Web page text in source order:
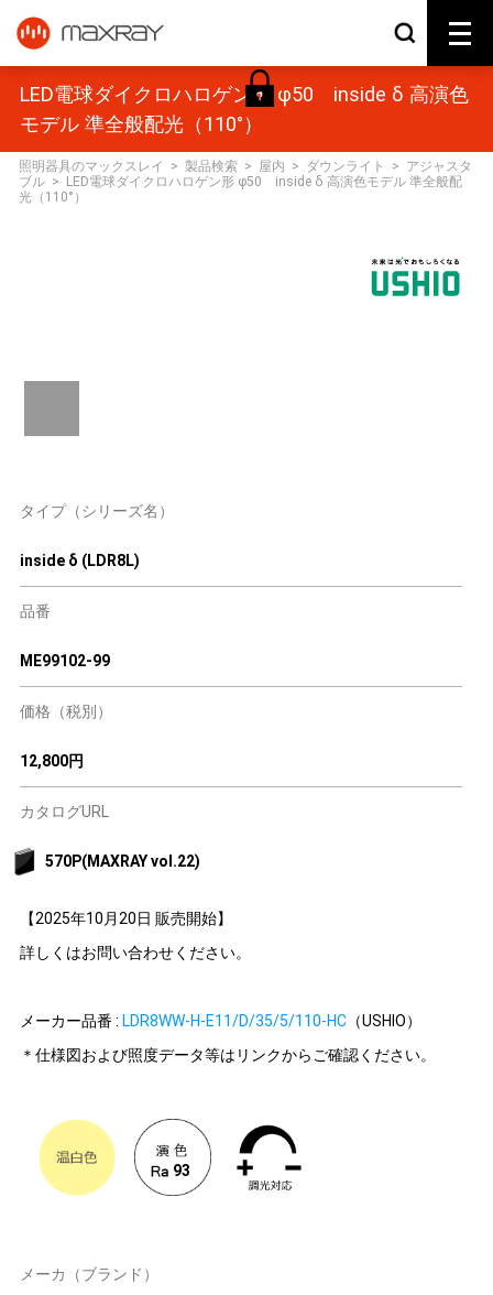
LED電球ダイクロハロゲン形 φ50 inside δ 高演色
モデル 準全般配光（110°）
照明器具のマックスレイ > 製品検索 > 屋内 > ダウンライト > アジャスタ
ブル >
LED電球ダイクロハロゲン形 φ50 inside δ 高演色モデル 準全般配
光（110°）
タイプ（シリーズ名）
inside δ (LDR8L)
品番
ME99102-99
価格（税別）
12,800円
カタログURL
570P(MAXRAY vol.22)
【2025年10月20日 販売開始】
詳しくはお問い合わせください。
メーカー品番 : LDR8WW-H-E11/D/35/5/110-HC（USHIO）
＊仕様図および照度データ等はリンクからご確認ください。
93
メーカ（ブランド）